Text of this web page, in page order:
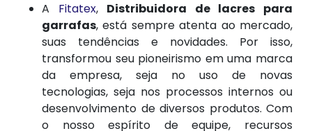
A Fitatex, Distribuidora de lacres para
garrafas, está sempre atenta ao mercado,
suas tendências e novidades. Por isso,
transformou seu pioneirismo em uma marca
da empresa, seja no uso de novas
tecnologias, seja nos processos internos ou
desenvolvimento de diversos produtos. Com
o nosso espírito de equipe, recursos